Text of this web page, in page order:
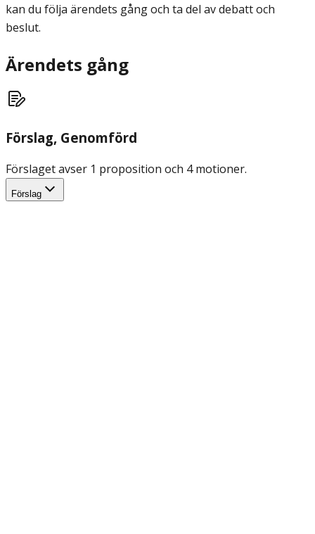
kan du följa ärendets gång och ta del av debatt och
beslut.
Ärendets gång
Förslag, Genomförd
Förslaget avser 1 proposition och 4 motioner.
Förslag